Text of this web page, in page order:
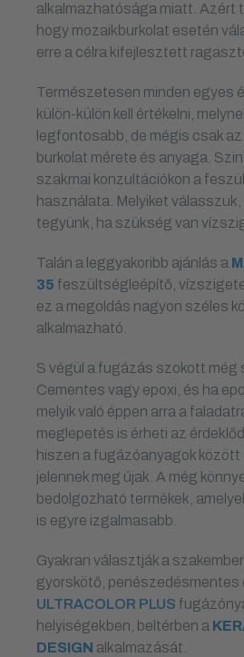
alkalmazhatósága miatt. Azért
hogy mozaikburkolat esetén
erre a célra kifejlesztett
Természetesen minden egyes
külön-külön kell értékelni,
legfontosabb, de mégis csak
burkolat mérete és anyaga.
szakmai konzultációkon a
használata. Melyiket válasszuk,
tegyünk, ha szükség van
Talán a leggyakoribb ajánlás a
35 feszültségleépítő,
ez a megoldás nagyon széles
alkalmazható.
S végül a fugázás szokott még
Cementes vagy epoxi, és ha
melyik való éppen arra a
meglepetés is érheti az
hiszen a fugázóanyagok között
jelennek meg újak. A még
bedolgozható termékek,
is egyre izgalmasabb.
Gyakran választják a
gyorskötő, penészedésmentes
ULTRACOLOR PLUS
helyiségekben, beltérben a
DESIGN alkalmazását.